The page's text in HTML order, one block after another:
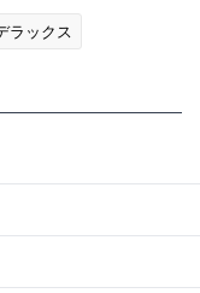
ラックス